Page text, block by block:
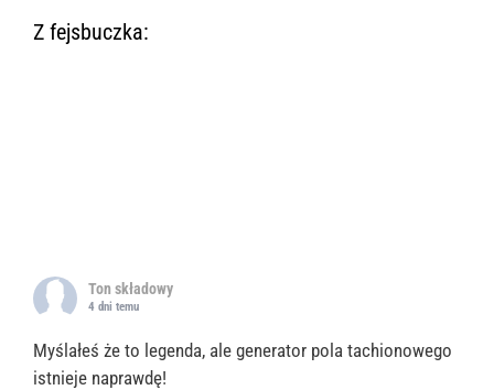
Z fejsbuczka:
Ton składowy
4 dni temu
Myślałeś że to legenda, ale generator pola tachionowego
istnieje naprawdę!